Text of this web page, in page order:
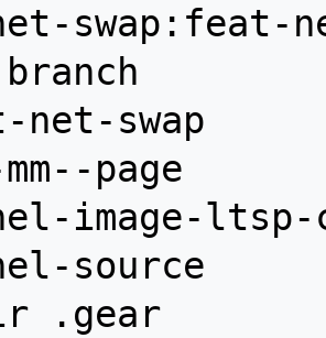
swap:feat-
image-
.gear